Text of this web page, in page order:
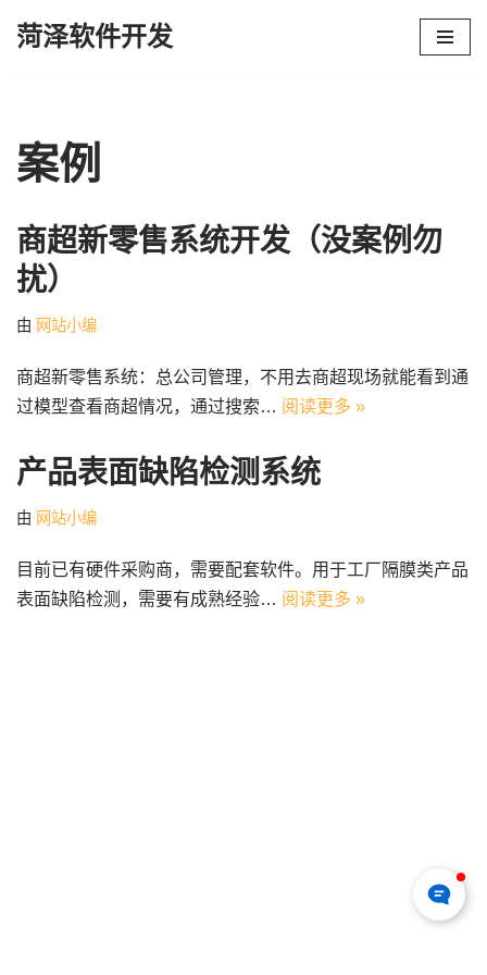
文
菏泽软件开发
案例
商超新零售系统开发（没案例勿
扰）
由 网站小编
商超新零售系统：总公司管理，不用去商超现场就能看到通
过模型查看商超情况，通过搜索… 阅读更多 »
产品表面缺陷检测系统
由 网站小编
目前已有硬件采购商，需要配套软件。用于工厂隔膜类产品
表面缺陷检测，需要有成熟经验… 阅读更多 »